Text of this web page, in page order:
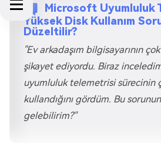
Microsoft Uyumluluk
Yüksek Disk Kullanım
Düzeltilir?
"Ev arkadaşım bilgisayarının
şikayet ediyordu. Biraz
uyumluluk telemetrisi sürecinin
kullandığını gördüm. Bu
gelebilirim?"